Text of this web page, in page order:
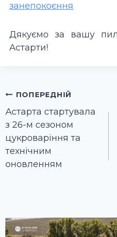
занепокоєння
Дякуємо за вашу
Астарти!
Навігація
записів
ПОПЕРЕДНІЙ
Астарта стартувала
з 26-м сезоном
цукроваріння та
технічним
оновленням